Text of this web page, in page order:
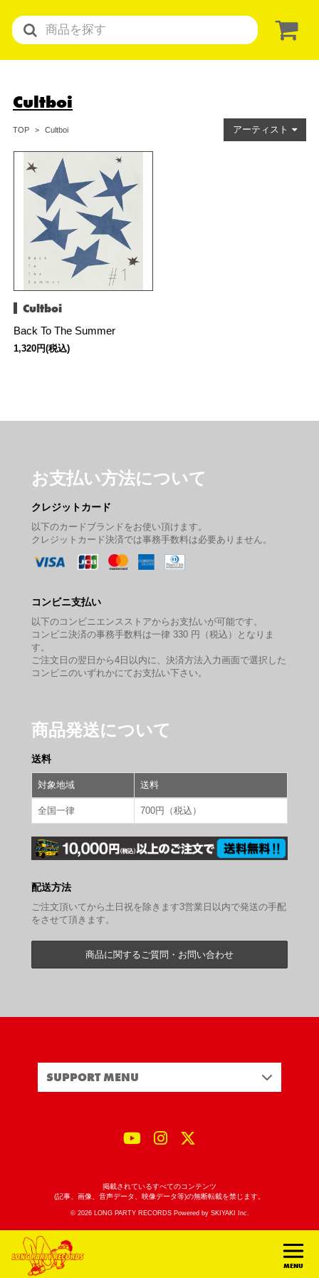
MENU
Cultboi
TOP Cultboi アーティスト
Cultboi
Back To The Summer
1,320円(税込)
お支払い方法について
クレジットカード
以下のカードブランドをお使い頂けます。
クレジットカード決済では事務手数料は必要ありません。
コンビニ支払い
以下のコンビニエンスストアからお支払いが可能です。
コンビニ決済の事務手数料は一律 330 円（税込）となりま
す。
ご注文日の翌日から4日以内に、決済方法入力画面で選択した
コンビニのいずれかにてお支払い下さい。
商品発送について
送料
対象地域 送料
全国一律 700円（税込）
配送方法
ご注文頂いてから土日祝を除きます3営業日以内で発送の手配
をさせて頂きます。
商品に関するご質問・お問い合わせ
SUPPORT MENU
掲載されているすべてのコンテンツ
(記事、画像、音声データ、映像データ等)の無断転載を禁じます。
© 2026 LONG PARTY RECORDS Powered by SKIYAKI Inc.